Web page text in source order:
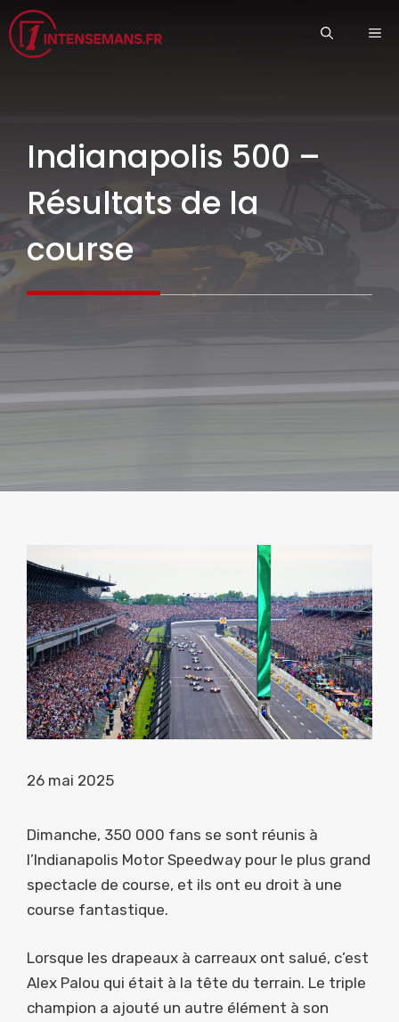
Aller
au
contenu
Indianapolis 500 –
Résultats de la
course
26 mai 2025
Dimanche, 350 000 fans se sont réunis à
l’Indianapolis Motor Speedway pour le plus grand
spectacle de course, et ils ont eu droit à une
course fantastique.
Lorsque les drapeaux à carreaux ont salué, c’est
Alex Palou qui était à la tête du terrain. Le triple
champion a ajouté un autre élément à son